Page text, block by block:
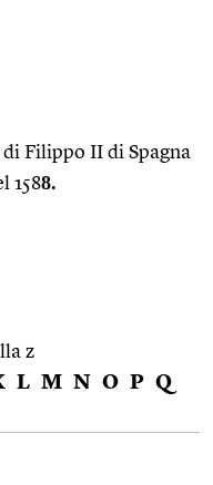
Filippo II di Spagna
1588.
z
L M N O P Q